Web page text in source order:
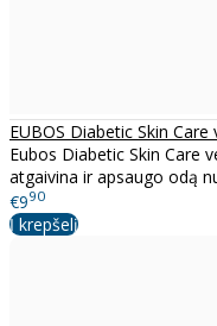
EUBOS Diabetic Skin
Eubos Diabetic Skin Care
atgaivina ir apsaugo odą
€990
Į krepšelį